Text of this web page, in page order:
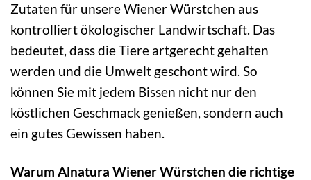
Zutaten für unsere Wiener Würstchen aus
kontrolliert ökologischer Landwirtschaft. Das
bedeutet, dass die Tiere artgerecht gehalten
werden und die Umwelt geschont wird. So
können Sie mit jedem Bissen nicht nur den
köstlichen Geschmack genießen, sondern auch
ein gutes Gewissen haben.
Warum Alnatura Wiener Würstchen die richtige